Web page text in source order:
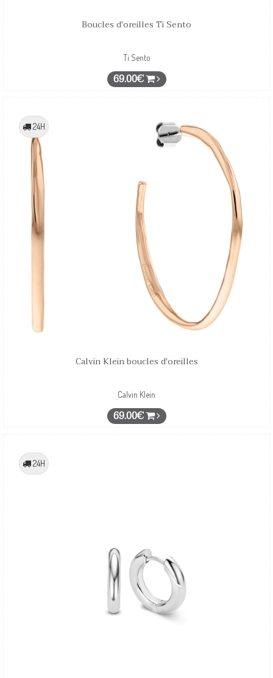
Boucles d'oreilles Ti Sento
Ti Sento
69.00€
24H
Calvin Klein boucles d'oreilles
Calvin Klein
69.00€
24H